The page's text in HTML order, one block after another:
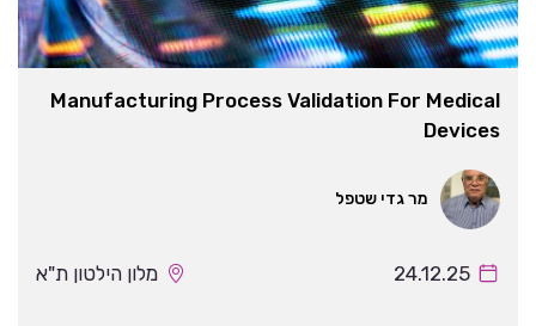
Manufacturing Process Validation For Medical
Devices
מר גדי שטפל
24.12.25 מלון הילטון ת"א